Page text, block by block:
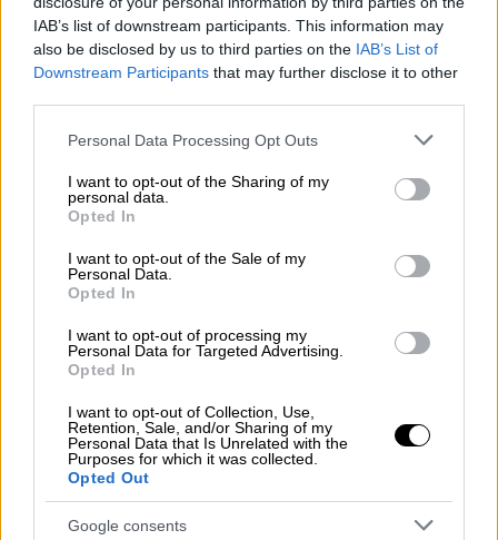
IAB’s list of downstream participants. This information may
also be disclosed by us to third parties on the IAB’s List of
Downstream Participants that may further disclose it to other
Please note that this website/app uses one or more Google
not limited to your visit or usage behaviour. You may click to
grant or deny consent to Google and its third-party tags to
use your data for below specified purposes in below Google
consent section.
Personal Data Processing Opt Outs
I want to opt-out of the Sharing of my
personal data.
Opted In
I want to opt-out of the Sale of my
Personal Data.
Opted In
I want to opt-out of processing my
Personal Data for Targeted Advertising.
Opted In
I want to opt-out of Collection, Use,
Retention, Sale, and/or Sharing of my
Personal Data that Is Unrelated with the
Purposes for which it was collected.
Opted Out
Google consents
για 45 νεκρούς. Οι διασωθέντες, οι
διασώστες και οι τοπικές αρχές εκτιμούν
ότι ο αριθμός τους θα αυξηθεί κατά πολύ,
όταν ανασυρθούν τα πτώματα από τα ερείπια
μιας ολόκληρης συνοικίας που ισοπεδώθηκε
Συγκλονιστικές εικόνες από drone
Εικόνες «αποκάλυψης» κατέγραψε κάμερα
drone του τηλεοπτικού δικτύου
video